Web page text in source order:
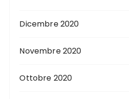
Dicembre 2020
Novembre 2020
Ottobre 2020